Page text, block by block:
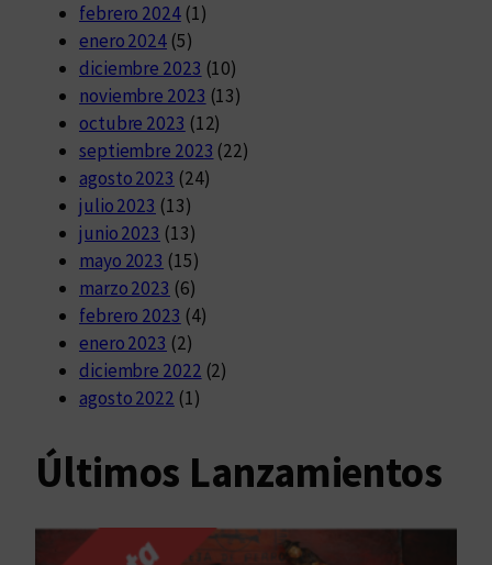
febrero 2024(1)
enero 2024 (5)
diciembre 2023 (10)
noviembre 2023 (13)
octubre 2023 (12)
septiembre 2023 (22)
agosto 2023 (24)
julio 2023 (13)
junio 2023 (13)
mayo 2023 (15)
marzo 2023 (6)
febrero 2023 (4)
enero 2023 (2)
diciembre 2022 (2)
agosto 2022 (1)
Últimos Lanzamientos